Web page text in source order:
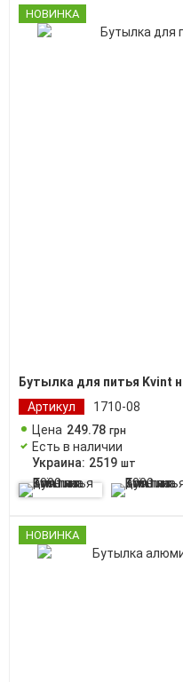
НОВИНКА
Бутылка для питья Kvint
Артикул
1710-08
Цена 249.78 грн
Есть в наличии
Украина: 2519 шт
НОВИНКА